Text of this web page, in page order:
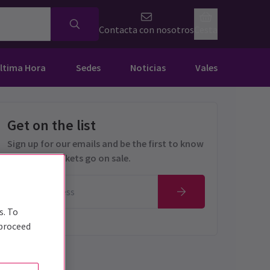
Contacta con nosotros
Hora Sedes Noticias Vales
Get on the list
Sign up for our emails and be the first to know
as soon as tickets go on sale.
To